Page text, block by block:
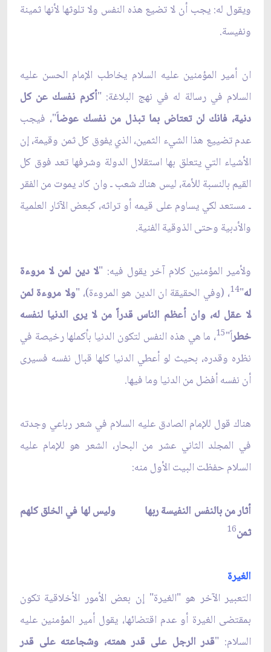
ويقول له: يجب أن لا تضيع هذه النفس ولا تلوثها لأنها ثمينة
ونفيسة.
ان أمير المؤمنين عليه السلام يخاطب الإمام الحسن عليه
السلام في رسالة له في نهج البلاغة: "أكرم نفسك عن كل
دنية، فانك لن تعتاض بما تبذل من نفسك عوضاً"، فيجب
عدم تضييع هذا الشيء الثمين، الذي يفوق كل ثمن وقيمة، إن
الأشياء التي يتعلق بها استقلال الدولة وشرفها تعد فوق كل
القيم بالنسبة للأمة، ليس هناك شعب ـ وان كاد يموت من الفقر
ـ مستعد لكي يساوم على قيمه أو تراثه، كبعض الآثار العلمية
والأدبية وحتى الذوقية الفنية.
ولأمير المؤمنين كلام آخر يقول فيه: "لا دين لمن لا مروءة
له"
14، (وفي الحقيقة ان الدين هو المروءة)، "ولا مروءة لمن
لا عقل له، وان أعظم الناس قدراً من لا يرى الدنيا لنفسه
خطراً"15، ما هي هذه النفس لتكون الدنيا بأكملها رخيصة في
نظره وقدره، بحيث لو أعطي الدنيا كلها قبال نفسه فسيرى
أن نفسه أفضل من الدنيا وما فيها.
هناك قول للإمام الصادق عليه السلام في شعر رباعي وجدته
في المجلد الثاني عشر من البحار، الشعر هو للإمام عليه
السلام حفظت البيت الأول منه:
أثار من بالنفس النفيسة ربها وليس لها في الخلق كلهم
ثمن16
الغيرة
التعبير الآخر هو "الغيرة" إن بعض الأمور الأخلاقية تكون
بمقتضى الغيرة أو عدم اقتضائها، يقول أمير المؤمنين عليه
السلام: "قدر الرجل على قدر همته، وشجاعته على قدر